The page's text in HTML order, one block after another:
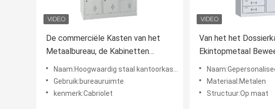
De commerciële Kasten van het
Metaalbureau, de Kabinetten
Afneembare Waterdicht van de
Staalopslag
Naam:Hoogwaardig staal kantoorkasten meubilair Metalen Modren
Gebruik:bureauruimte
kenmerk:Cabriolet
Van het het
Ekintopmetaal
Regelbare
Waterdicht
Naam:Gepersonaliseerd Kleurrijke lades
Materiaal:Metalen
Structuur:Op maat